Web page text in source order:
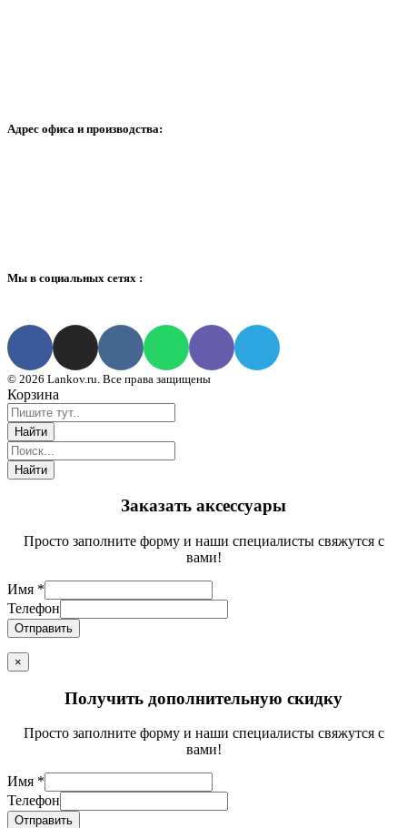
Адрес офиса и производства:
Мы в социальных сетях :
© 2026 Lankov.ru. Все права защищены
Корзина
Заказать аксессуары
Просто заполните форму и наши специалисты свяжутся с
вами!
Имя *
Телефон
Отправить
×
Получить дополнительную скидку
Просто заполните форму и наши специалисты свяжутся с
вами!
Имя *
Телефон
Отправить